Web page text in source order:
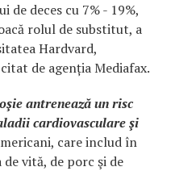
de deces cu 7% - 19%,
rolul de substitut, a
Hardvard,
de agenția Mediafax.
antrenează un risc
cardiovasculare şi
care includ în
vită, de porc şi de